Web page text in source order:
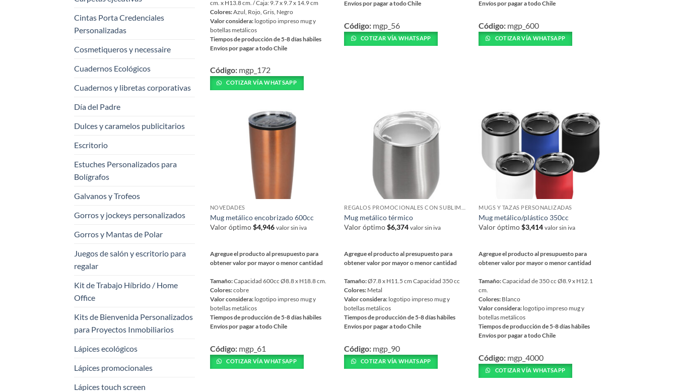
Cintas Porta Credenciales
Personalizadas
Cosmetiqueros y necessaire
Cuadernos Ecológicos
Cuadernos y libretas corporativas
Día del Padre
Dulces y caramelos publicitarios
Escritorio
Estuches Personalizados para
Bolígrafos
Galvanos y Trofeos
Gorros y jockeys personalizados
Gorros y Mantas de Polar
Juegos de salón y escritorio para
regalar
Kit de Trabajo Híbrido / Home
Office
Kits de Bienvenida Personalizados
para Proyectos Inmobiliarios
Lápices ecológicos
Lápices promocionales
Lápices touch screen
cm. x H13.8 cm. / Caja: 9.7 x 9.7 x 14.9 cm
Colores:Azul, Rojo, Gris, Negro
Valor considera: logotipo impreso mug y
botellas metálicos
Tiempos de producción de 5-8 días hábiles
Envíos por pagar a todo Chile
producto
tiene
de
producto
Código: mgp_172
COTIZAR VÍA WHATSAPP
Envíos por pagar a todo Chile
producto
tiene
producto
Código: mgp_56
COTIZAR VÍA WHATSAPP
Envíos por pagar a todo Chile
producto
tiene
elegir
en
página
de
producto
Código: mgp_600
COTIZAR VÍA WHATSAPP
NOVEDADES
Mug metálico encobrizado 600cc
Valor óptimo$4,946 valor sin iva
Agregue el producto al presupuesto para
obtener valor por mayor o menor cantidad
Tamaño:Capacidad 600cc Ø8.8 x H18.8 cm.
Colores:cobre
Valor considera: logotipo impreso mug y
botellas metálicos
Tiempos de producción de 5-8 días hábiles
Envíos por pagar a todo Chile
producto
tiene
Código: mgp_61
COTIZAR VÍA WHATSAPP
Mug metálico térmico
Valor óptimo$6,374 valor sin iva
Agregue el producto al presupuesto para
obtener valor por mayor o menor cantidad
Tamaño:Ø7.8 x H11.5 cm Capacidad 350 cc
Colores: Metal
Valor considera: logotipo impreso mug y
botellas metálicos
Tiempos de producción de 5-8 días hábiles
Envíos por pagar a todo Chile
producto
tiene
Código: mgp_90
COTIZAR VÍA WHATSAPP
MUGS Y TAZAS PERSONALIZADAS
Mug metálico/plástico 350cc
Valor óptimo$3,414 valor sin iva
Agregue el producto al presupuesto para
obtener valor por mayor o menor cantidad
Tamaño:Capacidad de 350 cc Ø8.9 x H12.1
cm.
Colores: Blanco
Valor considera: logotipo impreso mug y
botellas metálicos
Tiempos de producción de 5-8 días hábiles
Envíos por pagar a todo Chile
producto
tiene
Código: mgp_4000
COTIZAR VÍA WHATSAPP